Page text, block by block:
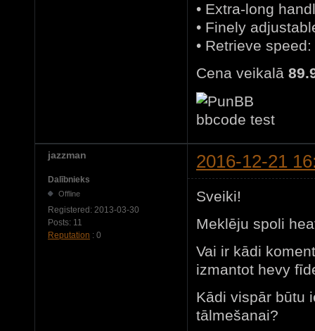
• Extra-long
• Finely
• Retrieve
Cena veikalā
jazzman 2016-12-21
Dalībnieks
Offline
Registered: 2013-03-30
Posts: 11
Reputation : 0
Sveiki!
Meklēju spoli
Vai ir kādi
izmantot hevy
Kādi vispār būtu
tālmešanai?